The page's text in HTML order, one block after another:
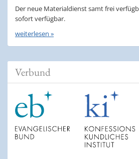
Der neue Materialdienst samt frei
sofort verfügbar.
weiterlesen »
Verbund